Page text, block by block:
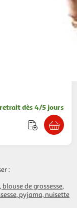
dès 4/5 jours
:
de grossesse
pyjama, nuisette